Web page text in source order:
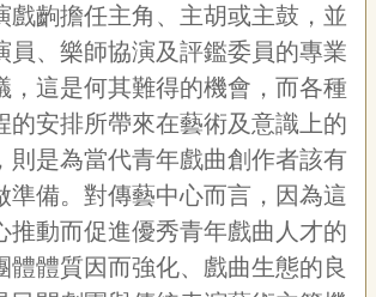
戲齣擔任主角、主胡或主鼓，並
員、樂師協演及評鑑委員的專業
，這是何其難得的機會，而各種
的安排所帶來在藝術及意識上的
則是為當代青年戲曲創作者該有
準備。對傳藝中心而言，因為這
推動而促進優秀青年戲曲人才的
體體質因而強化、戲曲生態的良